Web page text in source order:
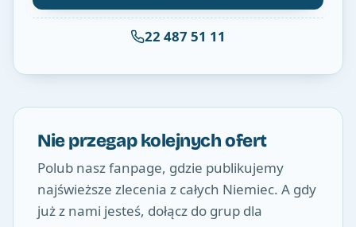
22 487 51 11
Nie przegap kolejnych ofert
Polub nasz fanpage, gdzie publikujemy
najświeższe zlecenia z całych Niemiec. A gdy
już z nami jesteś, dołącz do grup dla